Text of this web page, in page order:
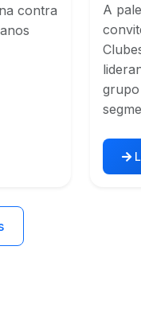
contra
A
grupo